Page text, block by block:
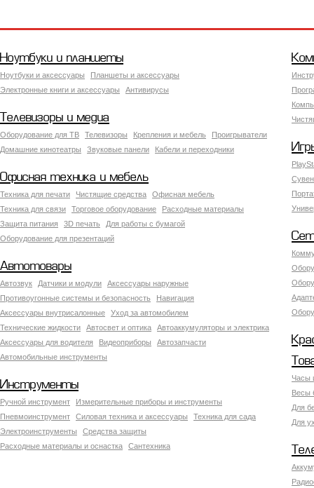
Ноутбуки и планшеты
Ноутбуки и аксессуары
Планшеты и аксессуары
Электронные книги и аксессуары
Антивирусы
Телевизоры и медиа
Оборудование для ТВ Телевизоры Крепления и мебель
Проигрыватели
Домашние кинотеатры
Звуковые панели Кабели и переходники
Офисная техника и мебель
Техника для печати Чистящие средства
Офисная мебель
Техника для связи
Торговое оборудование
Расходные материалы
Защита питания
3D печать
Для работы с бумагой
Оборудование для презентаций
Автотовары
Автозвук Датчики и модули
Аксессуары наружные
Противоугонные системы и безопасность
Навигация
Аксесcуары внутрисалонные
Уход за автомобилем
Технические жидкости
Автосвет и оптика
Автоаккумуляторы и электрика
Аксессуары для водителя
Видеоприборы
Автозапчасти
Автомобильные инструменты
Часы
Весы
Для
Для
Инструменты
Ручной инструмент
Измерительные приборы и инструменты
Пневмоинструмент
Силовая техника и аксессуары
Техника для сада
Электроинструменты
Средства защиты
Расходные материалы и оснастка
Сантехника